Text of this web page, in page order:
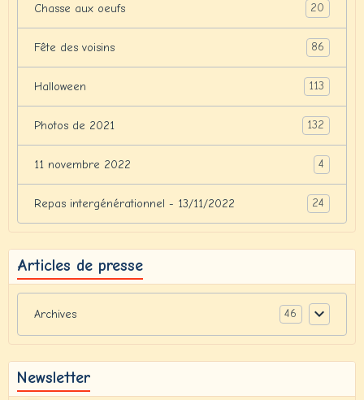
Chasse aux oeufs 20
Fête des voisins 86
Halloween 113
Photos de 2021 132
11 novembre 2022 4
Repas intergénérationnel - 13/11/2022 24
Articles de presse
Archives 46
Newsletter